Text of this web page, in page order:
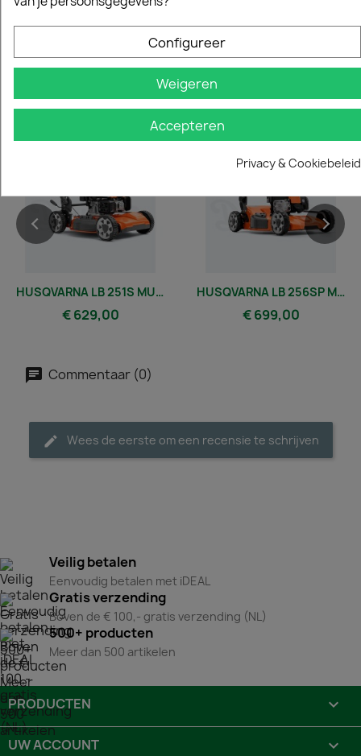
Maaibreedte
Vergelijkbare en betere producten
HUSQVARNA LB 251S MULCHMAAIER
€ 629,00
HUSQVARNA LB 256SP MULCHMAAIER
€ 699,00
Commentaar (0)
Wees de eerste om een recensie te schrijven
Veilig betalen
Eenvoudig betalen met iDEAL
Gratis verzending
Boven de € 100,- gratis verzending (NL)
500+ producten
Meer dan 500 artikelen
PRODUCTEN 
UW ACCOUNT 
Configureer
Weigeren
Accepteren
Privacy & Cookiebeleid